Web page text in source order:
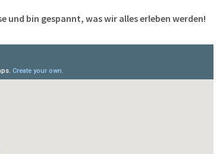
und bin gespannt, was wir alles erleben werden!